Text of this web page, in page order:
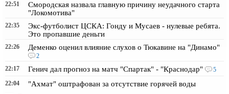
22:51
Смородская назвала главную причину неудачного старта
"Локомотива"
22:35
Экс-футболист ЦСКА: Гонду и Мусаев - нулевые ребята.
Это пропавшие деньги
22:26 Деменко оценил влияние слухов о Тюкавине на "Динамо"
2
22:17
Генич дал прогноз на матч "Спартак" - "Краснодар"
5
22:04
"Ахмат" оштрафован за отсутствие горячей воды